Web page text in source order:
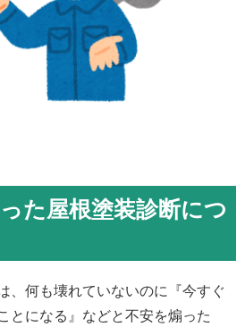
た屋根塗装診断につ
、何も壊れていないのに『今すぐ
とになる』などと不安を煽った